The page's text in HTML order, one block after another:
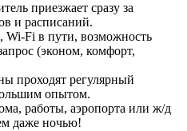
приезжает сразу за
и расписаний.
Wi-Fi в пути, возможность
(эконом, комфорт,
проходят регулярный
опытом.
работы, аэропорта или ж/д
даже ночью!